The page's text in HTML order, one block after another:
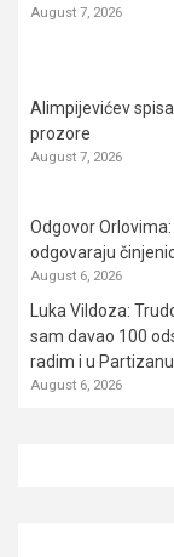
August 7, 2026
Alimpijevićev
prozore
August 7, 2026
Odgovor
odgovaraju
August 6, 2026
Luka Vildoza:
sam davao 100
radim i u Partizanu
August 6, 2026